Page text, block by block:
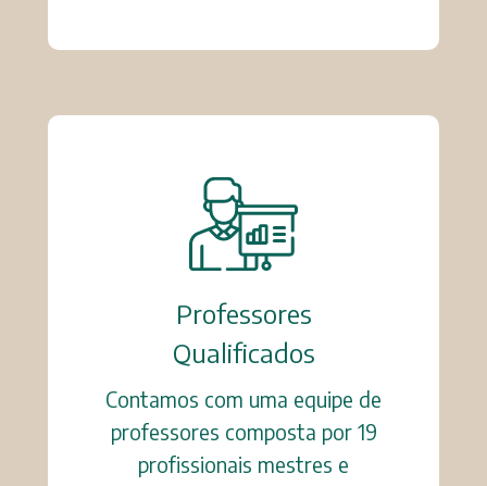
Professores
Qualificados
Contamos com uma equipe de
professores composta por 19
profissionais mestres e